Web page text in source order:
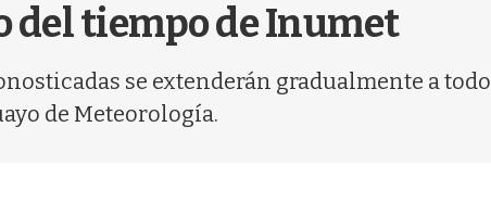
del tiempo de Inumet
se extenderán gradualmente a
de Meteorología.